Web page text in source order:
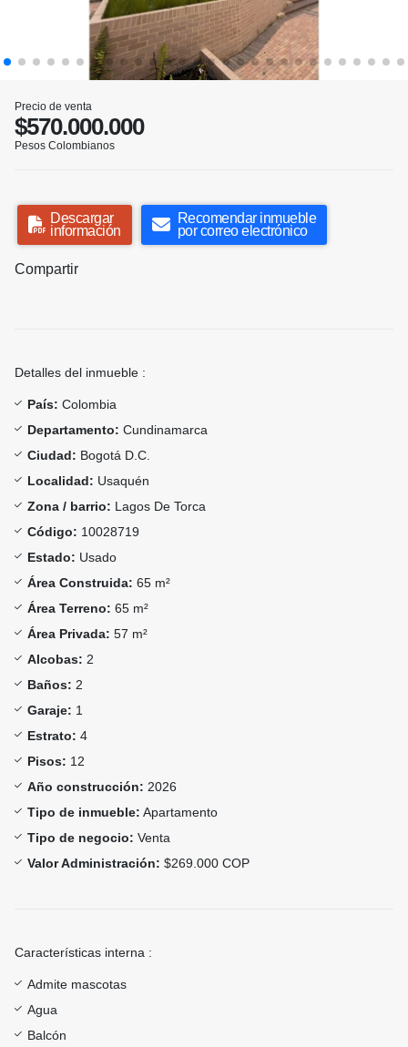
Precio de venta
$570.000.000
Pesos Colombianos
Descargar
información
Recomendar inmueble
por correo electrónico
Compartir
Detalles del inmueble :
País: Colombia
Departamento: Cundinamarca
Ciudad: Bogotá D.C.
Localidad: Usaquén
Zona / barrio: Lagos De Torca
Código: 10028719
Estado: Usado
Área Construida: 65 m²
Área Terreno: 65 m²
Área Privada: 57 m²
Alcobas: 2
Baños: 2
Garaje: 1
Estrato: 4
Pisos: 12
Año construcción: 2026
Tipo de inmueble: Apartamento
Tipo de negocio: Venta
Valor Administración: $269.000 COP
Características interna :
Admite mascotas
Agua
Balcón